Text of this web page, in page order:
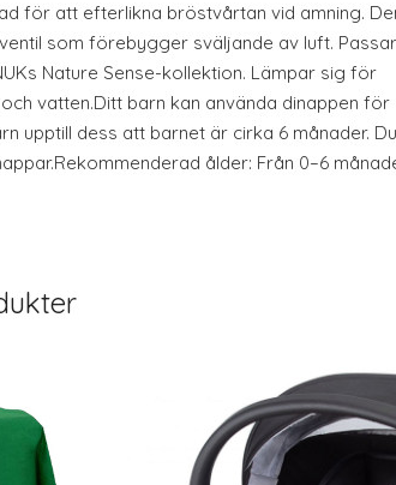
för att efterlikna bröstvårtan vid amning.
som förebygger sväljande av luft.
Nature Sense-kollektion. Lämpar sig för
vatten.Ditt barn kan använda dinappen för
upptill dess att barnet är cirka 6 månader.
ålder: Från 0–6